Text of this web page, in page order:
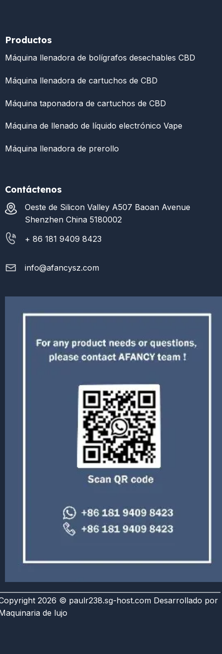
Productos
Máquina llenadora de bolígrafos desechables CBD
Máquina llenadora de cartuchos de CBD
Máquina taponadora de cartuchos de CBD
Máquina de llenado de líquido electrónico Vape
Máquina llenadora de prerollo
Contáctenos
Oeste de Silicon Valley A507 Baoan Avenue
Shenzhen China 5180002
+ 86 181 9409 8423
info@afancysz.com
2026 © paulr238.sg-host.com Desarrollado por
de lujo